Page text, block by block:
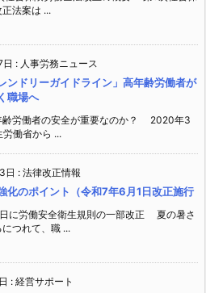
法案は ...
: 人事労務ニュース
ンドリーガイドライン」高年齢労働者が
職場へ
齢労働者の安全が重要なのか？ 2020年3
労働省から ...
日 : 法律改正情報
化のポイント（令和7年6月1日改正施行
に労働安全衛生規則の一部改正 夏の暑さ
つれて、職 ...
: 経営サポート